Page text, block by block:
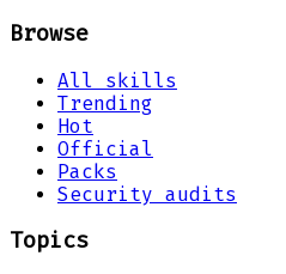
Browse
All skills
Trending
Hot
Official
Packs
Security audits
Topics